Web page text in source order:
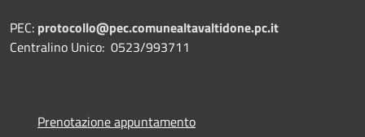
PEC: protocollo@pec.comunealtavaltidone.pc.it
Centralino Unico: 0523/993711
Prenotazione appuntamento